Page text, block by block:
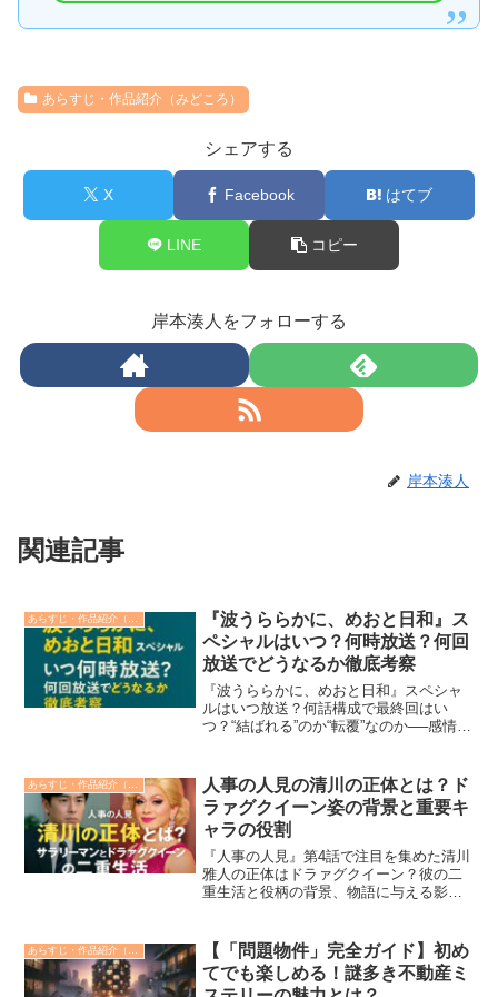
あらすじ・作品紹介（みどころ）
シェアする
X Facebook はてブ
LINE コピー
岸本湊人をフォローする
岸本湊人
関連記事
『波うららかに、めおと日和』ス
ペシャルはいつ？何時放送？何回
放送でどうなるか徹底考察
『波うららかに、めおと日和』スペシャ
ルはいつ放送？何話構成で最終回はい
つ？“結ばれる”のか“転覆”なのか──感情を
て紹介！
人事の人見の清川の正体とは？ド
ラァグクイーン姿の背景と重要キ
ャラの役割
『人事の人見』第4話で注目を集めた清川
雅人の正体はドラァグクイーン？彼の二
重生活と役柄の背景、物語に与える影
性と職場文化の本質が見える感動エピソ
ードを紹介します。
あらすじ・作品紹介（みどころ）
【「問題物件」完全ガイド】初め
てでも楽しめる！謎多き不動産ミ